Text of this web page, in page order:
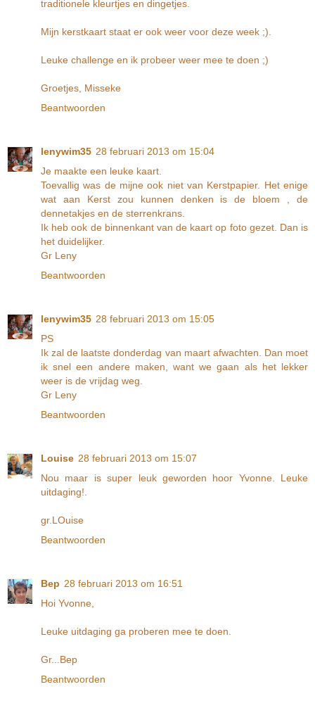
traditionele kleurtjes en dingetjes.
Mijn kerstkaart staat er ook weer voor deze week ;).
Leuke challenge en ik probeer weer mee te doen ;)
Groetjes, Misseke
Beantwoorden
lenywim35 28 februari 2013 om 15:04
Je maakte een leuke kaart.
Toevallig was de mijne ook niet van Kerstpapier. Het enige
wat aan Kerst zou kunnen denken is de bloem , de
dennetakjes en de sterrenkrans.
Ik heb ook de binnenkant van de kaart op foto gezet. Dan is
het duidelijker.
Gr Leny
Beantwoorden
lenywim35 28 februari 2013 om 15:05
PS
Ik zal de laatste donderdag van maart afwachten. Dan moet
ik snel een andere maken, want we gaan als het lekker
weer is de vrijdag weg.
Gr Leny
Beantwoorden
Louise 28 februari 2013 om 15:07
Nou maar is super leuk geworden hoor Yvonne. Leuke
uitdaging!.
gr.LOuise
Beantwoorden
Bep 28 februari 2013 om 16:51
Hoi Yvonne,
Leuke uitdaging ga proberen mee te doen.
Gr...Bep
Beantwoorden